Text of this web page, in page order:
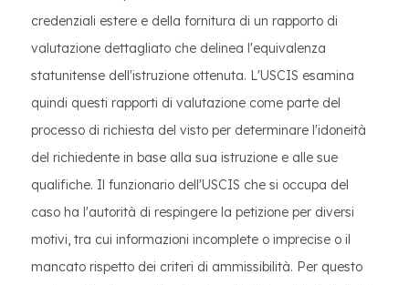
credenziali estere e della fornitura di un rapporto di
valutazione dettagliato che delinea l'equivalenza
statunitense dell'istruzione ottenuta. L'USCIS esamina
quindi questi rapporti di valutazione come parte del
processo di richiesta del visto per determinare l'idoneità
del richiedente in base alla sua istruzione e alle sue
qualifiche. Il funzionario dell'USCIS che si occupa del
caso ha l'autorità di respingere la petizione per diversi
motivi, tra cui informazioni incomplete o imprecise o il
mancato rispetto dei criteri di ammissibilità. Per questo